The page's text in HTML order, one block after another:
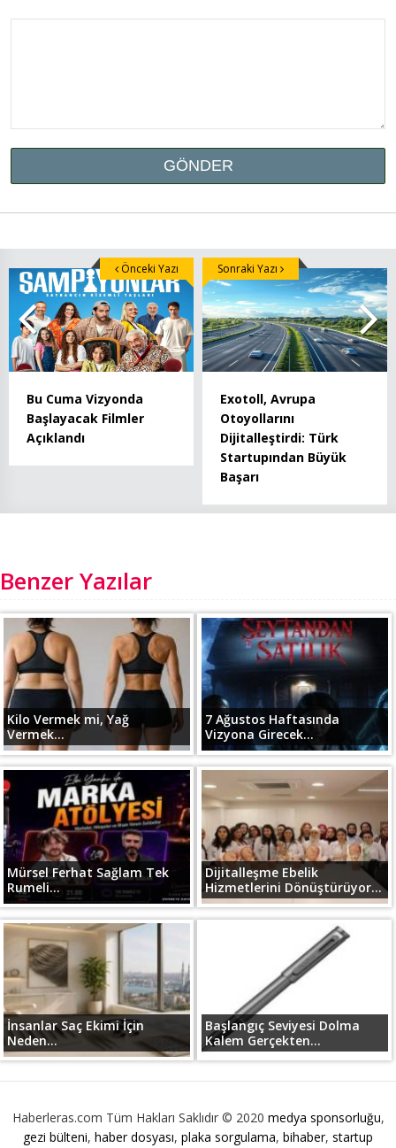
Bu Cuma Vizyonda
Başlayacak Filmler
Açıklandı
Önceki Yazı
Exotoll, Avrupa
Otoyollarını
Dijitalleştirdi: Türk
Startupından Büyük
Başarı
Sonraki Yazı
Benzer Yazılar
Kilo Vermek mi, Yağ
Vermek...
7 Ağustos Haftasında
Vizyona Girecek...
Mürsel Ferhat Sağlam Tek
Rumeli...
Dijitalleşme Ebelik
Hizmetlerini Dönüştürüyor...
İnsanlar Saç Ekimi İçin
Neden...
Başlangıç Seviyesi Dolma
Kalem Gerçekten...
Haberleras.com Tüm Hakları Saklıdır © 2020 medya sponsorluğu,
gezi bülteni, haber dosyası, plaka sorgulama, bihaber, startup